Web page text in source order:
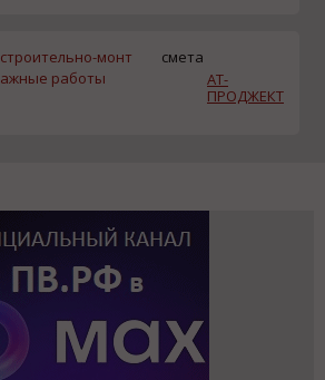
строительно-монт
ажные работы
смета
АТ-
ПРОДЖЕКТ